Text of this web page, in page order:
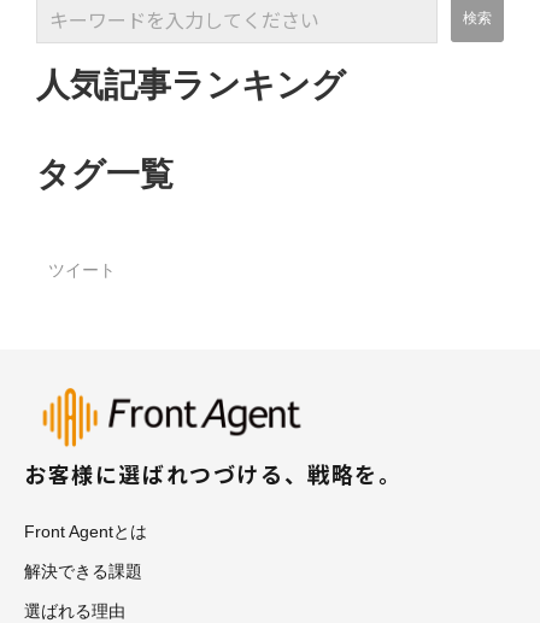
人気記事ランキング
タグ一覧
ツイート
お客様に選ばれつづける、戦略を。
Front Agentとは
解決できる課題
選ばれる理由